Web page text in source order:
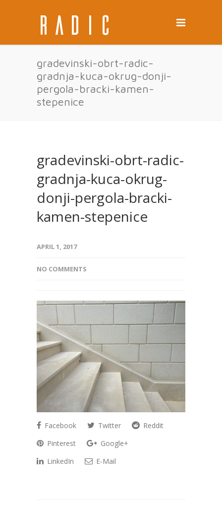
gradevinski-obrt-radic-
gradnja-kuca-okrug-donji-
pergola-bracki-kamen-
stepenice
gradevinski-obrt-radic-
gradnja-kuca-okrug-
donji-pergola-bracki-
kamen-stepenice
APRIL 1, 2017
NO COMMENTS
Facebook Twitter
Reddit
Pinterest
Google+
LinkedIn
E-Mail